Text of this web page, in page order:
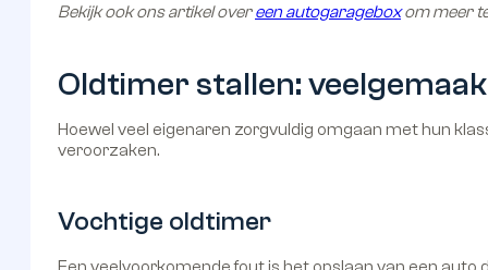
Bekijk ook ons artikel overeen autogarageboxom meer
Oldtimer stallen:
Hoewel veel eigenaren zorgvuldig omgaan met hun
veroorzaken.
Vochtige oldtimer